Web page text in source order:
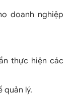
doanh nghiệp
thực hiện các
quản lý.